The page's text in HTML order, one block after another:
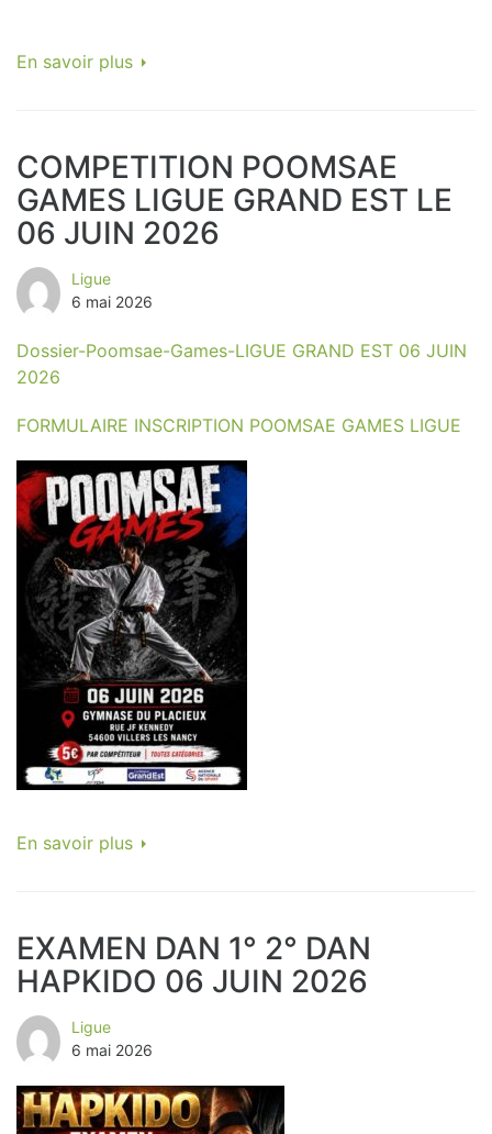
En savoir plus
COMPETITION POOMSAE
GAMES LIGUE GRAND EST LE
06 JUIN 2026
Ligue
6 mai 2026
Dossier-Poomsae-Games-LIGUE GRAND EST 06 JUIN
2026
FORMULAIRE INSCRIPTION POOMSAE GAMES LIGUE
En savoir plus
EXAMEN DAN 1° 2° DAN
HAPKIDO 06 JUIN 2026
Ligue
6 mai 2026